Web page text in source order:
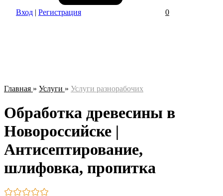
Вход | Регистрация 0
Главная » Услуги » Услуги разнорабочих
Обработка древесины в
Новороссийске |
Антисептирование,
шлифовка, пропитка